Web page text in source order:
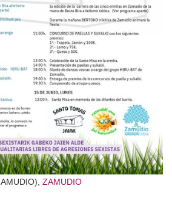
ZAMUDIO